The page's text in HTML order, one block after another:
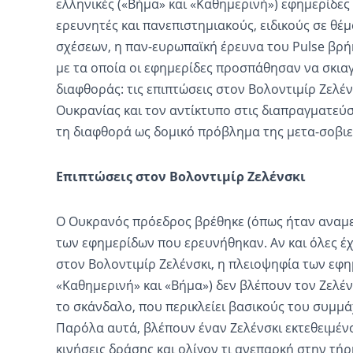
ελληνικές («Βήμα» και «Καθημερινή»)
ερευνητές και πανεπιστημιακούς, ειδικούς σε
σχέσεων, η παν-ευρωπαϊκή έρευνα του Pulse
με τα οποία οι εφημερίδες προσπάθησαν να
διαφθοράς: τις επιπτώσεις στον Βολοντιμίρ
Ουκρανίας και τον αντίκτυπο στις
τη διαφθορά ως δομικό πρόβλημα της μετα-
Επιπτώσεις στον Βολοντιμίρ Ζελένσκι
Ο Ουκρανός πρόεδρος βρέθηκε (όπως ήταν
των εφημερίδων που ερευνήθηκαν. Αν και όλες
στον Βολοντιμίρ Ζελένσκι, η πλειοψηφία των
«Καθημερινή» και «Βήμα») δεν βλέπουν τον
το σκάνδαλο, που περικλείει βασικούς του
Παρόλα αυτά, βλέπουν έναν Ζελένσκι
κινήσεις δράσης και ολίγον τι ανεπαρκή στην